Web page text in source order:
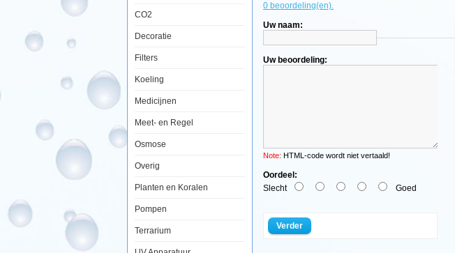
CO2
Decoratie
Filters
Koeling
Medicijnen
Meet- en Regel
Osmose
Overig
Planten en Koralen
Pompen
Terrarium
Nature
Lux
Rood
verlichting
al
uw
aquarium
nu
zoetwater
0 beoordeling(en).
Uw naam:
Uw beoordeling:
Note: HTML-code wordt niet vertaald!
Oordeel:
Slecht
Goed
Verder